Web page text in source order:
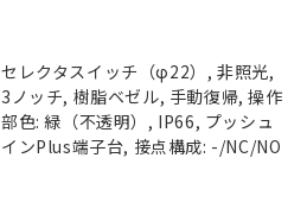
セレクタスイッチ（φ22）, 非照光,
3ノッチ, 樹脂ベゼル, 手動復帰, 操作
部色: 緑（不透明）, IP66, プッシュ
インPlus端子台, 接点構成: -/NC/NO